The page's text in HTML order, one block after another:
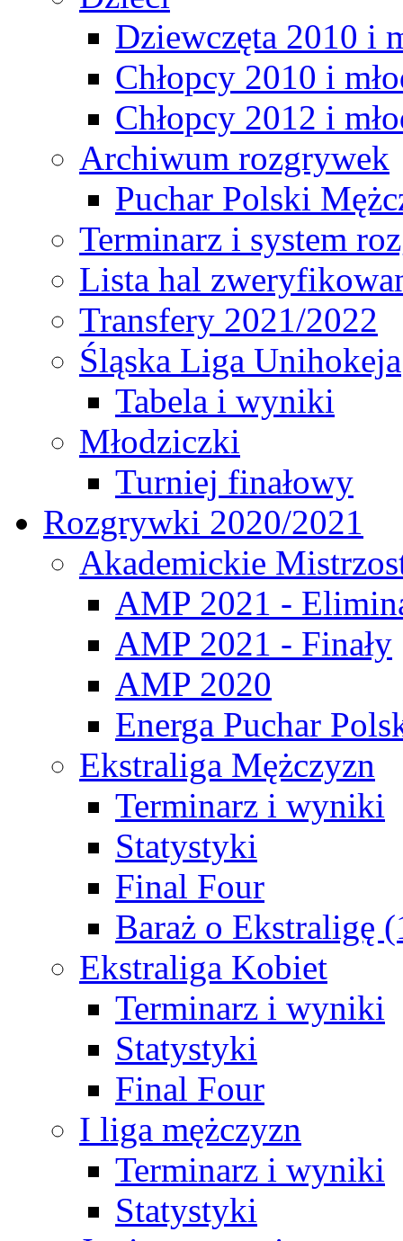
Dziewczęta 2010 i
Chłopcy 2010 i
Chłopcy 2012 i
Archiwum rozgrywek
Puchar Polski
Terminarz i system
Lista hal
Transfery 2021/2022
Śląska Liga Unihokeja
Tabela i wyniki
Młodziczki
Turniej finałowy
Rozgrywki 2020/2021
Akademickie
AMP 2021 -
AMP 2021 - Finały
AMP 2020
Energa Puchar
Ekstraliga Mężczyzn
Terminarz i wyniki
Statystyki
Final Four
Baraż o Ekstraligę
Ekstraliga Kobiet
Terminarz i wyniki
Statystyki
Final Four
I liga mężczyzn
Terminarz i wyniki
Statystyki